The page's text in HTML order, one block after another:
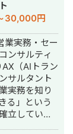
数1,000名
て機械学習モ
内物体検
ジング・モ
した経験もあ
解像度が比
やりたいこ
分だからこ
られるプロ
用し1人称で
30,000円
実務・セー
ンサルティ
（AIトラン
サルタント
実務を知り
る」という
立してい